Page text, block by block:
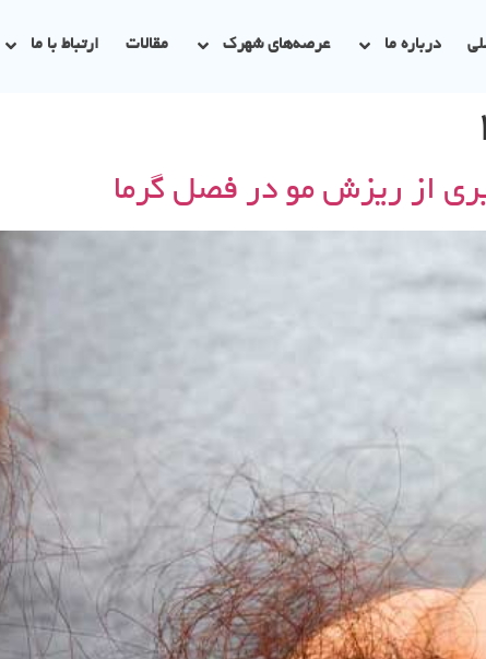
درباره ما عرصه‌های شهرک مقالات ارتباط با ما
از ریزش مو در فصل گرما